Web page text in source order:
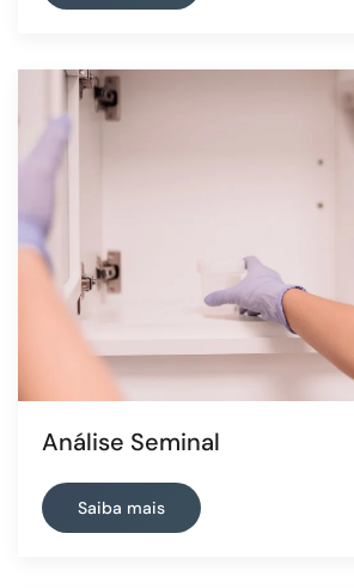
Análise Seminal
Saiba mais